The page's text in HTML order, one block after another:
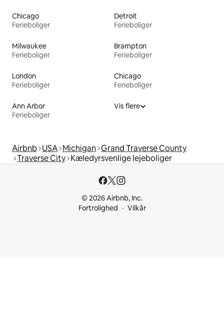
Chicago
Ferieboliger
Detroit
Ferieboliger
Milwaukee
Ferieboliger
Brampton
Ferieboliger
London
Ferieboliger
Chicago
Ferieboliger
Ann Arbor
Ferieboliger
Vis flere
Airbnb USA Michigan Grand Traverse County
Traverse City Kæledyrsvenlige lejeboliger
© 2026 Airbnb, Inc.
Fortrolighed
Vilkår